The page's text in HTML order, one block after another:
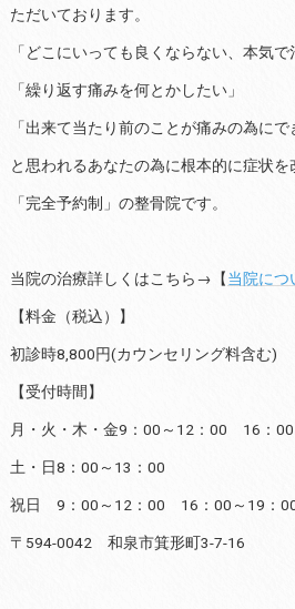
ただいております。
「どこにいっても良くならない、本気で
「繰り返す痛みを何とかしたい」
「出来て当たり前のことが痛みの為にで
と思われるあなたの為に根本的に症状を
「完全予約制」の整骨院です。
当院の治療詳しくはこちら→【当院につ
【料金（税込）】
初診時8,800円(カウンセリング料含む
【受付時間】
月・火・木・金9：00～12：00 16：
土・日8：00～13：00
祝日 9：00～12：00 16：00～19：
〒594-0042 和泉市箕形町3-7-16